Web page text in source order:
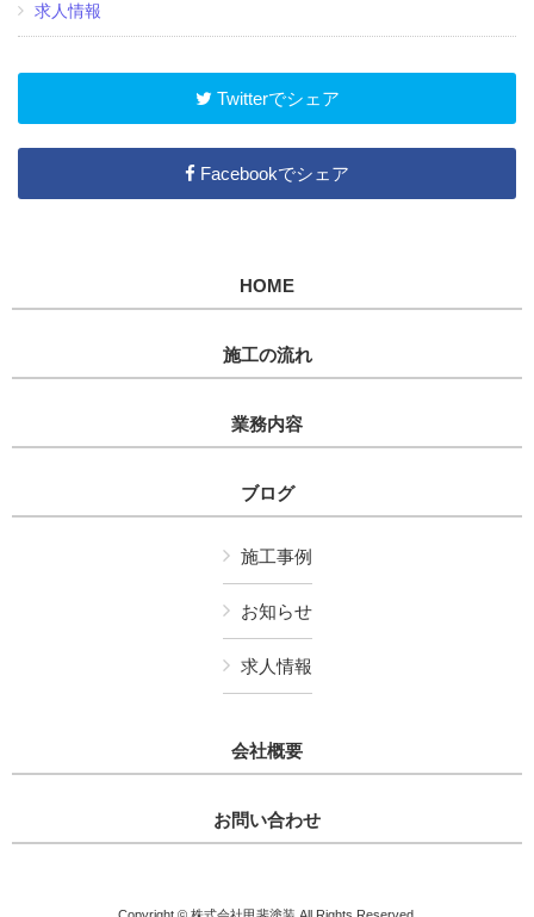
求人情報
Twitterでシェア
Facebookでシェア
HOME
施工の流れ
業務内容
ブログ
施工事例
お知らせ
求人情報
会社概要
お問い合わせ